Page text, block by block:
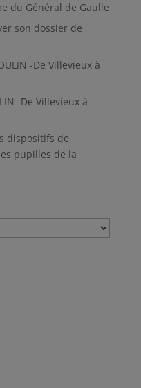
du Général de Gaulle
son dossier de
-De Villevieux à
-De Villevieux à
dispositifs de
pupilles de la